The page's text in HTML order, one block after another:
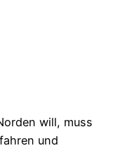
will, muss
und